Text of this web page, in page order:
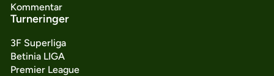
Kommentar
Turneringer
3F Superliga
Betinia LIGA
Premier League